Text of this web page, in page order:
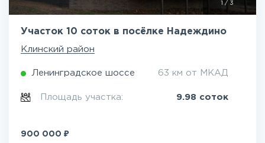
/ 3
Участок 10 соток в посёлке Надеждино
Клинский район
Ленинградское шоссе 63 км от МКАД
Площадь участка: 9.98 соток
900 000 ₽